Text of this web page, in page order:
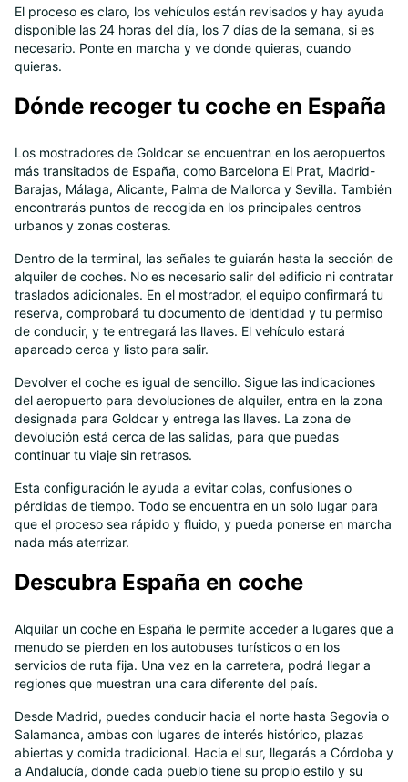
El proceso es claro, los vehículos están revisados y hay ayuda
disponible las 24 horas del día, los 7 días de la semana, si es
necesario. Ponte en marcha y ve donde quieras, cuando
quieras.
Dónde recoger tu coche en España
Los mostradores de Goldcar se encuentran en los aeropuertos
más transitados de España, como Barcelona El Prat, Madrid-
Barajas, Málaga, Alicante, Palma de Mallorca y Sevilla. También
encontrarás puntos de recogida en los principales centros
urbanos y zonas costeras.
Dentro de la terminal, las señales te guiarán hasta la sección de
alquiler de coches. No es necesario salir del edificio ni contratar
traslados adicionales. En el mostrador, el equipo confirmará tu
reserva, comprobará tu documento de identidad y tu permiso
de conducir, y te entregará las llaves. El vehículo estará
aparcado cerca y listo para salir.
Devolver el coche es igual de sencillo. Sigue las indicaciones
del aeropuerto para devoluciones de alquiler, entra en la zona
designada para Goldcar y entrega las llaves. La zona de
devolución está cerca de las salidas, para que puedas
continuar tu viaje sin retrasos.
Esta configuración le ayuda a evitar colas, confusiones o
pérdidas de tiempo. Todo se encuentra en un solo lugar para
que el proceso sea rápido y fluido, y pueda ponerse en marcha
nada más aterrizar.
Descubra España en coche
Alquilar un coche en España le permite acceder a lugares que a
menudo se pierden en los autobuses turísticos o en los
servicios de ruta fija. Una vez en la carretera, podrá llegar a
regiones que muestran una cara diferente del país.
Desde Madrid, puedes conducir hacia el norte hasta Segovia o
Salamanca, ambas con lugares de interés histórico, plazas
abiertas y comida tradicional. Hacia el sur, llegarás a Córdoba y
a Andalucía, donde cada pueblo tiene su propio estilo y su